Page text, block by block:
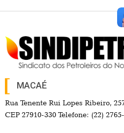
MACAÉ
Rua Tenente Rui Lopes Ribeiro,
CEP 27910-330 Telefone: (22)